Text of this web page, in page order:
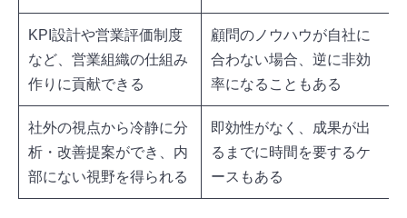
KPI設計や営業評価制度
など、営業組織の仕組み
作りに貢献できる
顧問のノウハウが自社に
合わない場合、逆に非効
率になることもある
社外の視点から冷静に分
析・改善提案ができ、内
部にない視野を得られる
即効性がなく、成果が出
るまでに時間を要するケ
ースもある